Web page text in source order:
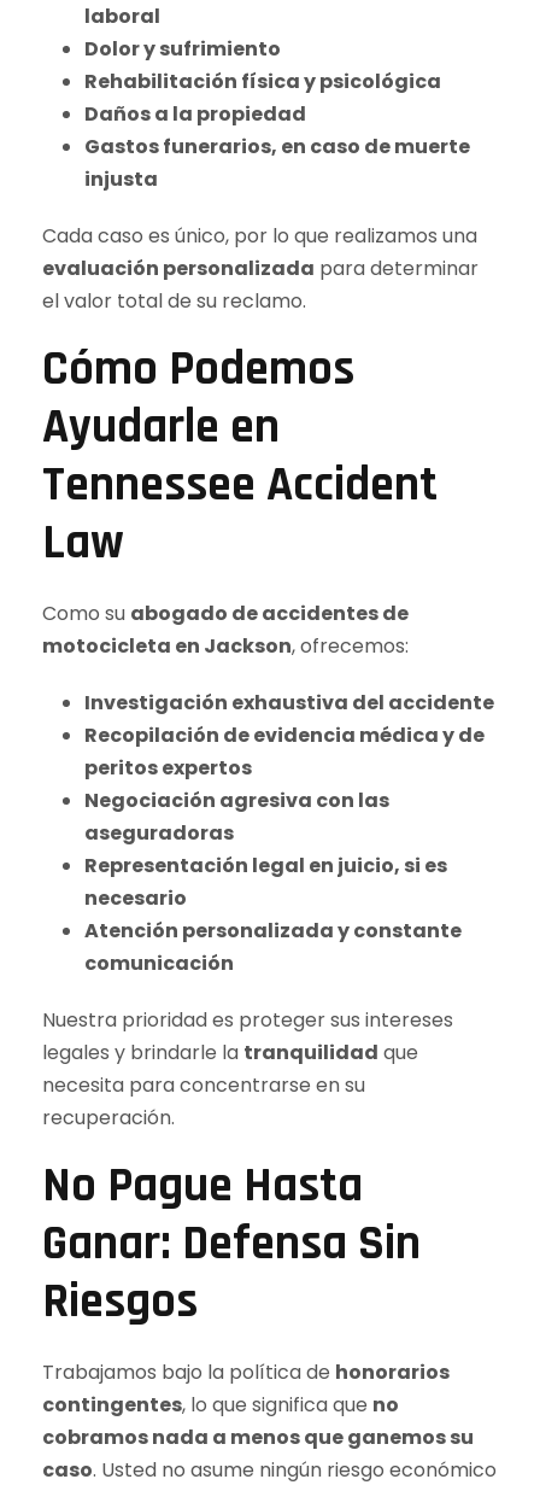
laboral
Dolor y sufrimiento
Rehabilitación física y psicológica
Daños a la propiedad
Gastos funerarios, en caso de muerte
injusta
Cada caso es único, por lo que realizamos una
evaluación personalizada para determinar
el valor total de su reclamo.
Cómo Podemos
Ayudarle en
Tennessee Accident
Law
Como su abogado de accidentes de
motocicleta en Jackson, ofrecemos:
Investigación exhaustiva del accidente
Recopilación de evidencia médica y de
peritos expertos
Negociación agresiva con las
aseguradoras
Representación legal en juicio, si es
necesario
Atención personalizada y constante
comunicación
Nuestra prioridad es proteger sus intereses
legales y brindarle la tranquilidad que
necesita para concentrarse en su
recuperación.
No Pague Hasta
Ganar: Defensa Sin
Riesgos
Trabajamos bajo la política de honorarios
contingentes, lo que significa que no
cobramos nada a menos que ganemos su
caso. Usted no asume ningún riesgo económico